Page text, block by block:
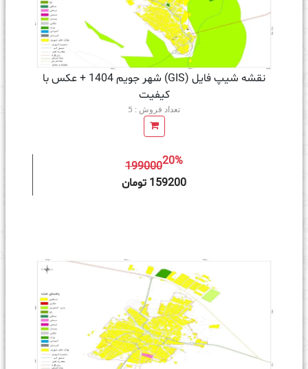
نقشه شیپ فایل (GIS) شهر جویم 1404 + عکس با
کیفیت
تعداد فروش : 5
19900020%
159200 تومان